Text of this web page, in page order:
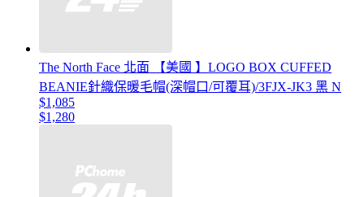
The North Face 北面 【美國 】LOGO BOX CUFFED
BEANIE針織保暖毛帽(深帽口/可覆耳)/3FJX-JK3 黑 N
$1,085
$1,280